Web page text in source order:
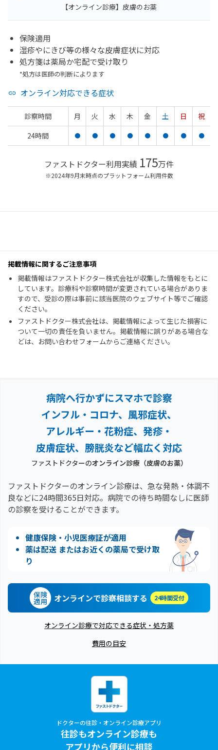
【オンライン診療】皮膚のお薬
保険適用
湿疹やにきび等の様々な皮膚症状に対応
処方箋は薬局か宅配で受け取り
*処方は医師の判断によります
オンライン対応できる症状
診察時間 月 火 水 木 金 土 日
祝
24時間
● ● ● ● ● ● ● ●
ファストドクター利用実績 175万件
※2024年9月末時点のプラットフォーム利用件数
掲載情報に関するご注意事項
掲載情報はファストドクター株式会社が収集した情報をもとに
しています。診療科や診察時間が変更されている場合がありま
すので、受診の際は事前に該当医院のウェブサイト等でご確認
ください。
ファストドクター株式会社は、掲載情報によって生じた損害に
ついて一切の責任を負いません。掲載情報に誤りがある場合な
どは、お問い合わせフォームからご連絡ください。
病院へ行かずにスマホで診察
インフル・コロナ、風邪症状、
アレルギー・花粉症、 発疹・
皮膚症状、膀胱炎など幅広く対応
ファストドクターのオンライン診療（皮膚のお薬）
ファストドクターのオンライン診療は、急な発熱・体調不
良などに24時間365日対応。 病院での待ち時間なしに医師
の診察を受けることができます。
健康保険・小児医療証が適用
薬は配送 またはお近くの薬局で受け取
り
保険
適用 オンラインで診察相談する 24時間受付
オンライン診療で対応できる症状・処方薬
費用の目安
ドクターの往診・オンライン診療アプリ
往診もオンライン診療も
アプリから便利に相談